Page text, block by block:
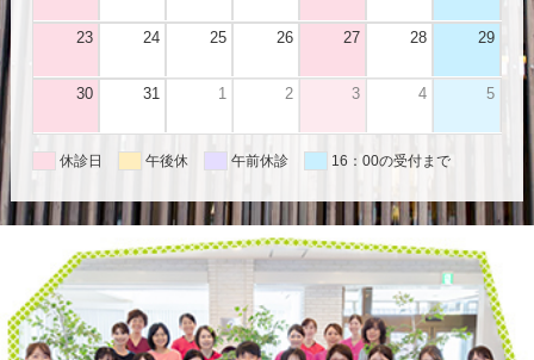
23 24 25 26 27 28 29
30 31 1 2 3 4 5
休診日 午後休 午前休診 16：00の受付まで